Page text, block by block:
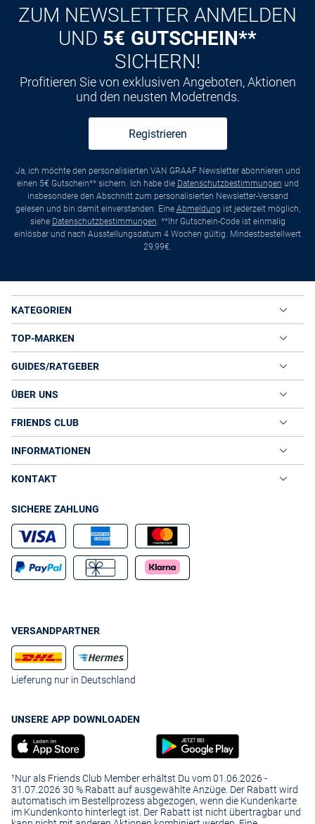
Kauf aufRechnung
ZUM NEWSLETTER ANMELDEN
UND 5€ GUTSCHEIN**
SICHERN!
Profitieren Sie von exklusiven Angeboten, Aktionen
und den neusten Modetrends.
Registrieren
Ja, ich möchte den personalisierten VAN GRAAF Newsletter abonnieren und
einen 5€ Gutschein** sichern. Ich habe die Datenschutzbestimmungen und
insbesondere den Abschnitt zum personalisierten Newsletter-Versand
gelesen und bin damit einverstanden. Eine Abmeldung ist jederzeit möglich,
siehe Datenschutzbestimmungen. **Ihr Gutschein-Code ist einmalig
einlösbar und nach Ausstellungsdatum 4 Wochen gültig. Mindestbestellwert
29,99€.
KATEGORIEN
TOP-MARKEN
GUIDES/RATGEBER
ÜBER UNS
FRIENDS CLUB
INFORMATIONEN
KONTAKT
SICHERE ZAHLUNG
VERSANDPARTNER
Lieferung nur in Deutschland
UNSERE APP DOWNLOADEN
¹Nur als Friends Club Member erhältst Du vom 01.06.2026 -
31.07.2026 30 % Rabatt auf ausgewählte Anzüge. Der Rabatt wird
automatisch im Bestellprozess abgezogen, wenn die Kundenkarte
im Kundenkonto hinterlegt ist. Der Rabatt ist nicht übertragbar und